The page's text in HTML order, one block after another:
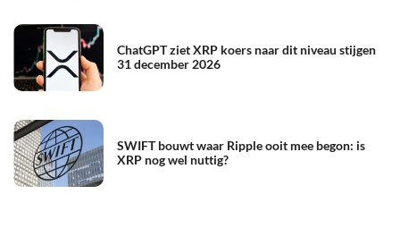
ChatGPT ziet XRP koers naar dit niveau stijgen
31 december 2026
SWIFT bouwt waar Ripple ooit mee begon: is
XRP nog wel nuttig?